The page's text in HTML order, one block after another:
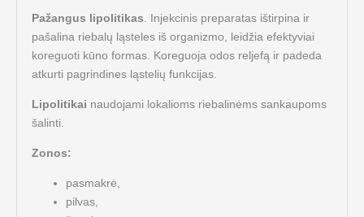
Pažangus lipolitikas . Injekcinis preparatas ištirpina ir
pašalina riebalų ląsteles iš organizmo, leidžia efektyviai
koreguoti kūno formas. Koreguoja odos reljefą ir padeda
atkurti pagrindines ląstelių funkcijas.
Lipolitikai naudojami lokalioms riebalinėms sankaupoms
šalinti.
Zonos:
pasmakrė,
pilvas,